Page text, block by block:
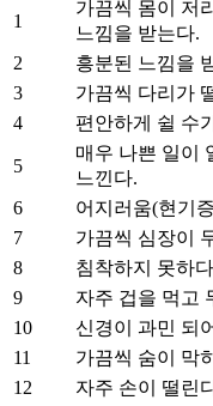
1
가끔씩 몸이 저
느낌을 받는다.
2
흥분된 느낌을
3
가끔씩 다리가
4
편안하게 쉴 수
5
매우 나쁜 일이
느낀다.
6
어지러움(현기
7
가끔씩 심장이
8
침착하지 못하
9
자주 겁을 먹고
10
신경이 과민 되
11
가끔씩 숨이 막
12
자주 손이 떨린